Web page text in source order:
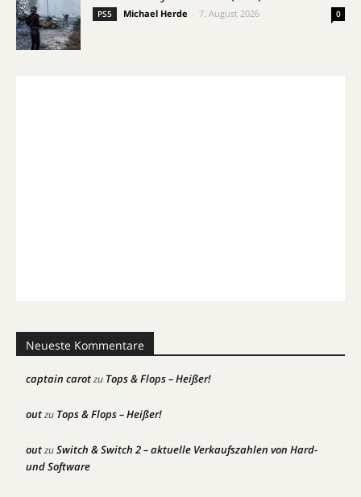
PS5 Michael Herde 7. August 2026 0
Neueste Kommentare
captain carotzu Tops & Flops – Heißer!
outzu Tops & Flops – Heißer!
outzuSwitch & Switch 2 – aktuelle Verkaufszahlen von Hard-
und Software